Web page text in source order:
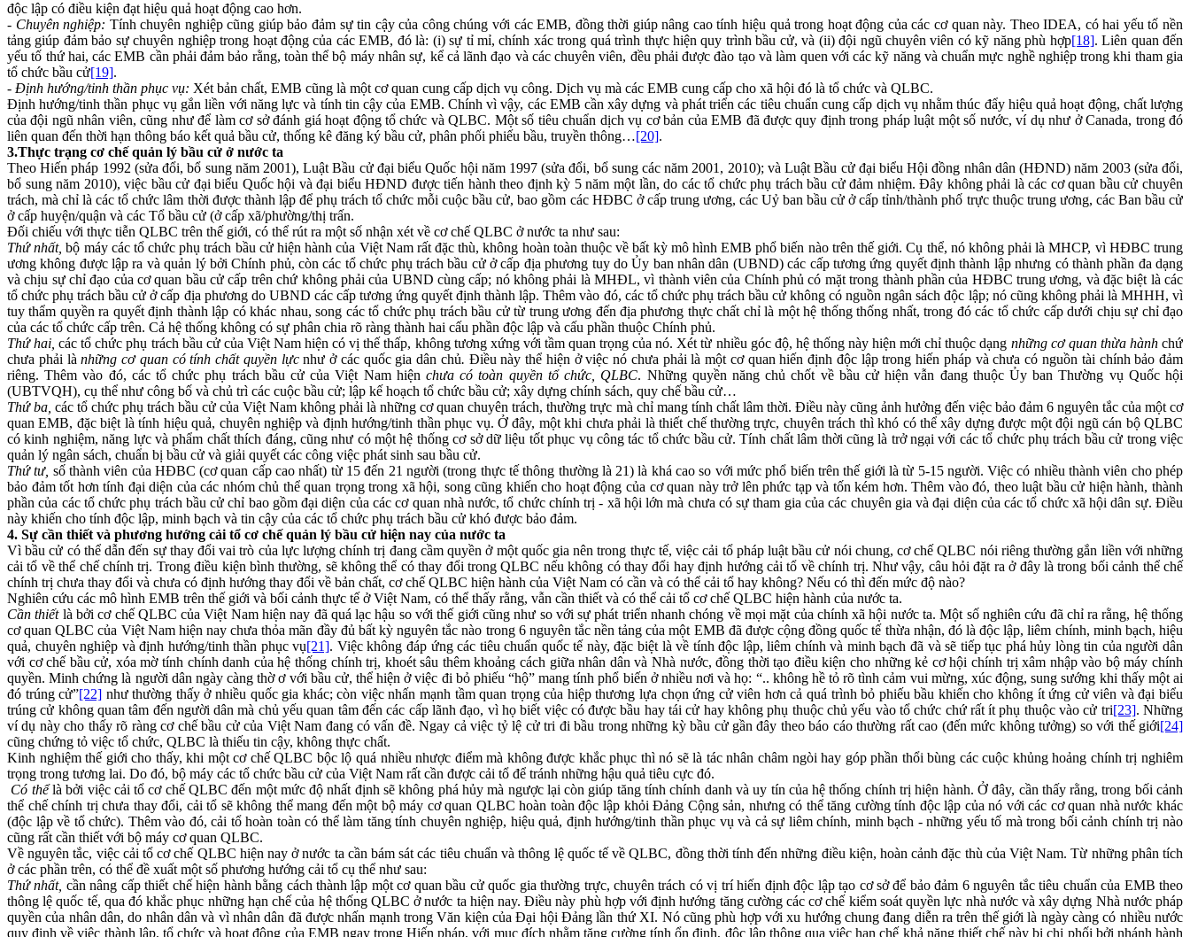
độc lập có điều kiện đạt hiệu quả hoạt động cao hơn.
- Chuyên nghiệp: Tính chuyên nghiệp cũng giúp bảo đảm sự tin cậy của công chúng với các EMB, đồng thời giúp nâng cao tính hiệu quả trong hoạt động của các cơ quan này. Theo IDEA, có hai yếu tố nền
tảng giúp đảm bảo sự chuyên nghiệp trong hoạt động của các EMB, đó là: (i) sự tỉ mỉ, chính xác trong quá trình thực hiện quy trình bầu cử, và (ii) đội ngũ chuyên viên có kỹ năng phù hợp[18]. Liên quan đến
yếu tố thứ hai, các EMB cần phải đảm bảo rằng, toàn thể bộ máy nhân sự, kể cả lãnh đạo và các chuyên viên, đều phải được đào tạo và làm quen với các kỹ năng và chuẩn mực nghề nghiệp trong khi tham gia
tổ chức bầu cử[19].
- Định hướng/tinh thần phục vụ: Xét bản chất, EMB cũng là một cơ quan cung cấp dịch vụ công. Dịch vụ mà các EMB cung cấp cho xã hội đó là tổ chức và QLBC.
Định hướng/tinh thần phục vụ gắn liền với năng lực và tính tin cậy của EMB. Chính vì vậy, các EMB cần xây dựng và phát triển các tiêu chuẩn cung cấp dịch vụ nhằm thúc đẩy hiệu quả hoạt động, chất lượng
của đội ngũ nhân viên, cũng như để làm cơ sở đánh giá hoạt động tổ chức và QLBC. Một số tiêu chuẩn dịch vụ cơ bản của EMB đã được quy định trong pháp luật một số nước, ví dụ như ở Canada, trong đó
liên quan đến thời hạn thông báo kết quả bầu cử, thống kê đăng ký bầu cử, phân phối phiếu bầu, truyền thông…[20].
3.Thực trạng cơ chế quản lý bầu cử ở nước ta
Theo Hiến pháp 1992 (sửa đổi, bổ sung năm 2001), Luật Bầu cử đại biểu Quốc hội năm 1997 (sửa đổi, bổ sung các năm 2001, 2010); và Luật Bầu cử đại biểu Hội đồng nhân dân (HĐND) năm 2003 (sửa đổi,
bổ sung năm 2010), việc bầu cử đại biểu Quốc hội và đại biểu HĐND được tiến hành theo định kỳ 5 năm một lần, do các tổ chức phụ trách bầu cử đảm nhiệm. Đây không phải là các cơ quan bầu cử chuyên
trách, mà chỉ là các tổ chức lâm thời được thành lập để phụ trách tổ chức mỗi cuộc bầu cử, bao gồm các HĐBC ở cấp trung ương, các Uỷ ban bầu cử ở cấp tỉnh/thành phố trực thuộc trung ương, các Ban bầu cử
ở cấp huyện/quận và các Tổ bầu cử (ở cấp xã/phường/thị trấn.
Đối chiếu với thực tiễn QLBC trên thế giới, có thể rút ra một số nhận xét về cơ chế QLBC ở nước ta như sau:
Thứ nhất,bộ máy các tổ chức phụ trách bầu cử hiện hành của Việt Nam rất đặc thù, không hoàn toàn thuộc về bất kỳ mô hình EMB phổ biến nào trên thế giới. Cụ thể, nó không phải là MHCP, vì HĐBC trung
ương không được lập ra và quản lý bởi Chính phủ, còn các tổ chức phụ trách bầu cử ở cấp địa phương tuy do Ủy ban nhân dân (UBND) các cấp tương ứng quyết định thành lập nhưng có thành phần đa dạng
và chịu sự chỉ đạo của cơ quan bầu cử cấp trên chứ không phải của UBND cùng cấp; nó không phải là MHĐL, vì thành viên của Chính phủ có mặt trong thành phần của HĐBC trung ương, và đặc biệt là các
tổ chức phụ trách bầu cử ở cấp địa phương do UBND các cấp tương ứng quyết định thành lập. Thêm vào đó, các tổ chức phụ trách bầu cử không có nguồn ngân sách độc lập; nó cũng không phải là MHHH, vì
tuy thẩm quyền ra quyết định thành lập có khác nhau, song các tổ chức phụ trách bầu cử từ trung ương đến địa phương thực chất chỉ là một hệ thống thống nhất, trong đó các tổ chức cấp dưới chịu sự chỉ đạo
của các tổ chức cấp trên. Cả hệ thống không có sự phân chia rõ ràng thành hai cấu phần độc lập và cấu phần thuộc Chính phủ.
Thứ hai,các tổ chức phụ trách bầu cử của Việt Nam hiện có vị thế thấp, không tương xứng với tầm quan trọng của nó. Xét từ nhiều góc độ, hệ thống này hiện mới chỉ thuộc dạng những cơ quan thừa hànhchứ
chưa phải là những cơ quan có tính chất quyền lựcnhư ở các quốc gia dân chủ. Điều này thể hiện ở việc nó chưa phải là một cơ quan hiến định độc lập trong hiến pháp và chưa có nguồn tài chính bảo đảm
riêng. Thêm vào đó, các tổ chức phụ trách bầu cử của Việt Nam hiệnchưa có toàn quyền tổ chức, QLBC. Những quyền năng chủ chốt về bầu cử hiện vẫn đang thuộc Ủy ban Thường vụ Quốc hội
(UBTVQH), cụ thể như công bố và chủ trì các cuộc bầu cử; lập kế hoạch tổ chức bầu cử; xây dựng chính sách, quy chế bầu cử…
Thứ ba,các tổ chức phụ trách bầu cử của Việt Nam không phải là những cơ quan chuyên trách, thường trực mà chỉ mang tính chất lâm thời. Điều này cũng ảnh hưởng đến việc bảo đảm 6 nguyên tắc của một cơ
quan EMB, đặc biệt là tính hiệu quả, chuyên nghiệp và định hướng/tinh thần phục vụ. Ở đây, một khi chưa phải là thiết chế thường trực, chuyên trách thì khó có thể xây dựng được một đội ngũ cán bộ QLBC
có kinh nghiệm, năng lực và phẩm chất thích đáng, cũng như có một hệ thống cơ sở dữ liệu tốt phục vụ công tác tổ chức bầu cử. Tính chất lâm thời cũng là trở ngại với các tổ chức phụ trách bầu cử trong việc
quản lý ngân sách, chuẩn bị bầu cử và giải quyết các công việc phát sinh sau bầu cử.
Thứ tư, số thành viên của HĐBC (cơ quan cấp cao nhất) từ 15 đến 21 người (trong thực tế thông thường là 21) là khá cao so với mức phổ biến trên thế giới là từ 5-15 người. Việc có nhiều thành viên cho phép
bảo đảm tốt hơn tính đại diện của các nhóm chủ thể quan trọng trong xã hội, song cũng khiến cho hoạt động của cơ quan này trở lên phức tạp và tốn kém hơn. Thêm vào đó, theo luật bầu cử hiện hành, thành
phần của các tổ chức phụ trách bầu cử chỉ bao gồm đại diện của các cơ quan nhà nước, tổ chức chính trị - xã hội lớn mà chưa có sự tham gia của các chuyên gia và đại diện của các tổ chức xã hội dân sự. Điều
này khiến cho tính độc lập, minh bạch và tin cậy của các tổ chức phụ trách bầu cử khó được bảo đảm.
4. Sự cần thiết và phương hướng cải tổ cơ chế quản lý bầu cử hiện nay của nước ta
Vì bầu cử có thể dẫn đến sự thay đổi vai trò của lực lượng chính trị đang cầm quyền ở một quốc gia nên trong thực tế, việc cải tổ pháp luật bầu cử nói chung, cơ chế QLBC nói riêng thường gắn liền với những
cải tổ về thể chế chính trị. Trong điều kiện bình thường, sẽ không thể có thay đổi trong QLBC nếu không có thay đổi hay định hướng cải tổ về chính trị. Như vậy, câu hỏi đặt ra ở đây là trong bối cảnh thể chế
chính trị chưa thay đổi và chưa có định hướng thay đổi về bản chất, cơ chế QLBC hiện hành của Việt Nam có cần và có thể cải tổ hay không? Nếu có thì đến mức độ nào?
Nghiên cứu các mô hình EMB trên thế giới và bối cảnh thực tế ở Việt Nam, có thể thấy rằng, vẫn cần thiết và có thể cải tổ cơ chế QLBC hiện hành của nước ta.
Cần thiếtlà bởi cơ chế QLBC của Việt Nam hiện nay đã quá lạc hậu so với thế giới cũng như so với sự phát triển nhanh chóng về mọi mặt của chính xã hội nước ta. Một số nghiên cứu đã chỉ ra rằng, hệ thống
cơ quan QLBC của Việt Nam hiện nay chưa thỏa mãn đầy đủ bất kỳ nguyên tắc nào trong 6 nguyên tắc nền tảng của một EMB đã được cộng đồng quốc tế thừa nhận, đó là độc lập, liêm chính, minh bạch, hiệu
quả, chuyên nghiệp và định hướng/tinh thần phục vụ[21]. Việc không đáp ứng các tiêu chuẩn quốc tế này, đặc biệt là về tính độc lập, liêm chính và minh bạch đã và sẽ tiếp tục phá hủy lòng tin của người dân
với cơ chế bầu cử, xóa mờ tính chính danh của hệ thống chính trị, khoét sâu thêm khoảng cách giữa nhân dân và Nhà nước, đồng thời tạo điều kiện cho những kẻ cơ hội chính trị xâm nhập vào bộ máy chính
quyền. Minh chứng là người dân ngày càng thờ ơ với bầu cử, thể hiện ở việc đi bỏ phiếu “hộ” mang tính phổ biến ở nhiều nơi và họ: “.. không hề tỏ rõ tình cảm vui mừng, xúc động, sung sướng khi thấy một ai
đó trúng cử”[22] như thường thấy ở nhiều quốc gia khác; còn việc nhấn mạnh tầm quan trọng của hiệp thương lựa chọn ứng cử viên hơn cả quá trình bỏ phiếu bầu khiến cho không ít ứng cử viên và đại biểu
trúng cử không quan tâm đến người dân mà chủ yếu quan tâm đến các cấp lãnh đạo, vì họ biết việc có được bầu hay tái cử hay không phụ thuộc chủ yếu vào tổ chức chứ rất ít phụ thuộc vào cử tri[23]. Những
ví dụ này cho thấy rõ ràng cơ chế bầu cử của Việt Nam đang có vấn đề. Ngay cả việc tỷ lệ cử tri đi bầu trong những kỳ bầu cử gần đây theo báo cáo thường rất cao (đến mức không tưởng) so với thế giới[24]
cũng chứng tỏ việc tổ chức, QLBC là thiếu tin cậy, không thực chất.
Kinh nghiệm thế giới cho thấy, khi một cơ chế QLBC bộc lộ quá nhiều nhược điểm mà không được khắc phục thì nó sẽ là tác nhân châm ngòi hay góp phần thổi bùng các cuộc khủng hoảng chính trị nghiêm
trọng trong tương lai. Do đó, bộ máy các tổ chức bầu cử của Việt Nam rất cần được cải tổ để tránh những hậu quả tiêu cực đó.
Có thểlà bởi việc cải tổ cơ chế QLBC đến một mức độ nhất định sẽ không phá hủy mà ngược lại còn giúp tăng tính chính danh và uy tín của hệ thống chính trị hiện hành. Ở đây, cần thấy rằng, trong bối cảnh
thể chế chính trị chưa thay đổi, cải tổ sẽ không thể mang đến một bộ máy cơ quan QLBC hoàn toàn độc lập khỏi Đảng Cộng sản, nhưng có thể tăng cường tính độc lập của nó với các cơ quan nhà nước khác
(độc lập về tổ chức). Thêm vào đó, cải tổ hoàn toàn có thể làm tăng tính chuyên nghiệp, hiệu quả, định hướng/tinh thần phục vụ và cả sự liêm chính, minh bạch - những yếu tố mà trong bối cảnh chính trị nào
cũng rất cần thiết với bộ máy cơ quan QLBC.
Về nguyên tắc, việc cải tổ cơ chế QLBC hiện nay ở nước ta cần bám sát các tiêu chuẩn và thông lệ quốc tế về QLBC, đồng thời tính đến những điều kiện, hoàn cảnh đặc thù của Việt Nam. Từ những phân tích
ở các phần trên, có thể đề xuất một số phương hướng cải tổ cụ thể như sau:
Thứ nhất, cần nâng cấp thiết chế hiện hành bằng cách thành lập một cơ quan bầu cử quốc gia thường trực, chuyên trách có vị trí hiến định độc lập tạo cơ sở để bảo đảm 6 nguyên tắc tiêu chuẩn của EMB theo
thông lệ quốc tế, qua đó khắc phục những hạn chế của hệ thống QLBC ở nước ta hiện nay. Điều này phù hợp với định hướng tăng cường các cơ chế kiểm soát quyền lực nhà nước và xây dựng Nhà nước pháp
quyền của nhân dân, do nhân dân và vì nhân dân đã được nhấn mạnh trong Văn kiện của Đại hội Đảng lần thứ XI. Nó cũng phù hợp với xu hướng chung đang diễn ra trên thế giới là ngày càng có nhiều nước
quy định về việc thành lập, tổ chức và hoạt động của EMB ngay trong Hiến pháp, với mục đích nhằm tăng cường tính ổn định, độc lập thông qua việc hạn chế khả năng thiết chế này bị chi phối bởi nhánh hành